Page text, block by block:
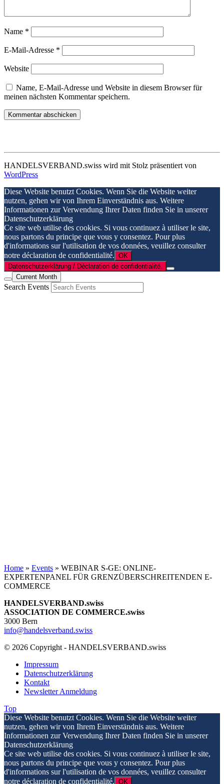
Name *
E-Mail-Adresse *
Website
Name, E-Mail-Adresse und Website in diesem Browser für
meinen nächsten Kommentar speichern.
HANDELSVERBAND.swiss wird mit Stolz präsentiert von
WordPress
Diese Website benutzt Cookies. Wenn Sie die Website weiter
nutzen, gehen wir von Ihrem Einverständnis aus. Weitere
Informationen zur Verwendung Ihrer Daten finden Sie in unserer
Datenschutzerklärung
Ce site web utilise des cookies. Si vous continuez à utiliser le site,
nous partons du principe que vous y consentez. Pour plus
d'informations sur l'utilisation de vos données, veuillez consulter
notre déclaration de confidentialité. OK
Datenschutzerklärung / Déclaration de confidentialité.
Current Month
Search Events
Home » Events » WEBINAR S-GE: ONLINE-
EXPERTENPANEL FÜR GRENZÜBERSCHREITENDEN E-
COMMERCE
HANDELSVERBAND.swiss
ASSOCIATION DE COMMERCE.swiss
3000 Bern
info@handelsverband.swiss
© 2026 Copyright - HANDELSVERBAND.swiss
Impressum
Datenschutzerklärung
Kontakt
Newsletter Anmeldung
Top
Diese Website benutzt Cookies. Wenn Sie die Website weiter
nutzen, gehen wir von Ihrem Einverständnis aus. Weitere
Informationen zur Verwendung Ihrer Daten finden Sie in unserer
Datenschutzerklärung
Ce site web utilise des cookies. Si vous continuez à utiliser le site,
nous partons du principe que vous y consentez. Pour plus
d'informations sur l'utilisation de vos données, veuillez consulter
notre déclaration de confidentialité. OK